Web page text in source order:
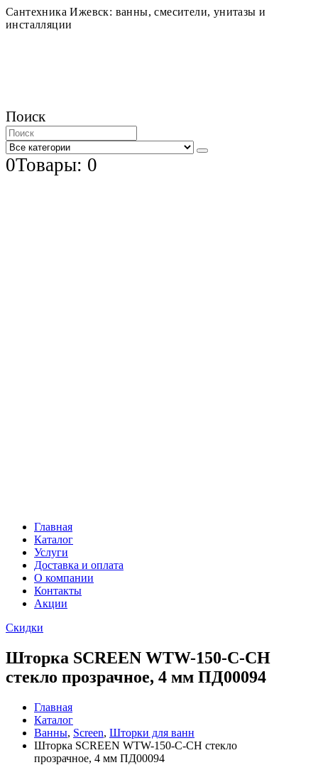
Сантехника Ижевск: ванны, смесители, унитазы и
инсталляции
Поиск
0Товары: 0
Главная
Каталог
Услуги
Доставка и оплата
О компании
Контакты
Акции
Скидки
Шторка SCREEN WTW-150-C-CH
стекло прозрачное, 4 мм ПД00094
Главная
Каталог
Ванны, Screen, Шторки для ванн
Шторка SCREEN WTW-150-C-CH стекло
прозрачное, 4 мм ПД00094